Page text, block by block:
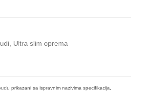
Ultra slim oprema
prikazani sa ispravnim nazivima specifikacija,